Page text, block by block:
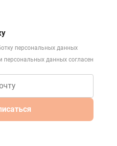
персональных данных
персональных данных согласен